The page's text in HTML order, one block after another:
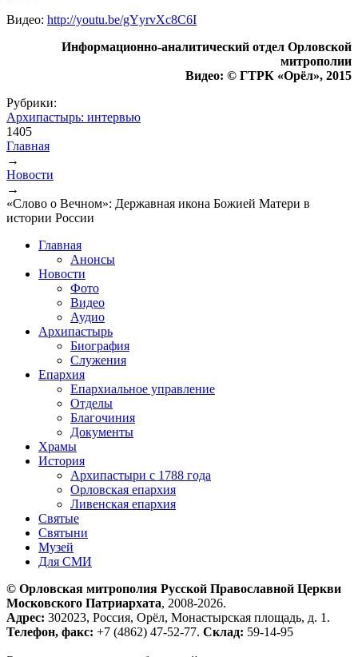
Видео: http://youtu.be/gYyrvXc8C6I
Информационно-аналитический отдел Орловской
митрополии
Видео: © ГТРК «Орёл», 2015
Рубрики:
Архипастырь: интервью
1405
Вы здесь
Главная
→
Новости
→
«Слово о Вечном»: Державная икона Божией Матери в
истории России
Главная
Анонсы
Новости
Фото
Видео
Аудио
Архипастырь
Биография
Служения
Епархия
Епархиальное управление
Отделы
Благочиния
Документы
Храмы
История
Архипастыри с 1788 года
Орловская епархия
Ливенская епархия
Святые
Святыни
Музей
Для СМИ
© Орловская митрополия Русской Православной Церкви
Московского Патриархата, 2008-2026.
Адрес: 302023, Россия, Орёл, Монастырская площадь, д. 1.
Телефон, факс: +7 (4862) 47-52-77. Склад: 59-14-95